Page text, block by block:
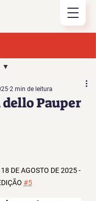
dello Pauper
2 min de leitura
DE AGOSTO DE 2025 -
#5